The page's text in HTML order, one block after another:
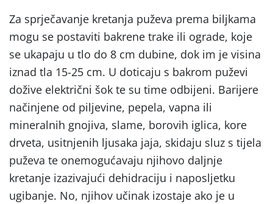
Za sprječavanje kretanja puževa prema biljkama
mogu se postaviti bakrene trake ili ograde, koje
se ukapaju u tlo do 8 cm dubine, dok im je visina
iznad tla 15-25 cm. U doticaju s bakrom puževi
dožive električni šok te su time odbijeni. Barijere
načinjene od piljevine, pepela, vapna ili
mineralnih gnojiva, slame, borovih iglica, kore
drveta, usitnjenih ljusaka jaja, skidaju sluz s tijela
puževa te onemogućavaju njihovo daljnje
kretanje izazivajući dehidraciju i naposljetku
ugibanje. No, njihov učinak izostaje ako je u